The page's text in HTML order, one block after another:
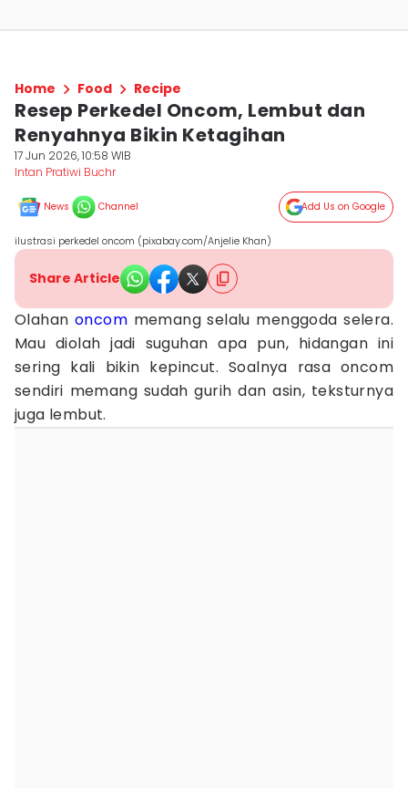
Home Food Recipe
Resep Perkedel Oncom, Lembut dan
Renyahnya Bikin Ketagihan
17 Jun 2026, 10:58 WIB
Intan Pratiwi Buchr
News Channel Add Us on Google
ilustrasi perkedel oncom (pixabay.com/Anjelie Khan)
Share Article
Olahan oncommemang selalu menggoda selera.
Mau diolah jadi suguhan apa pun, hidangan ini
sering kali bikin kepincut. Soalnya rasa oncom
sendiri memang sudah gurih dan asin, teksturnya
juga lembut.